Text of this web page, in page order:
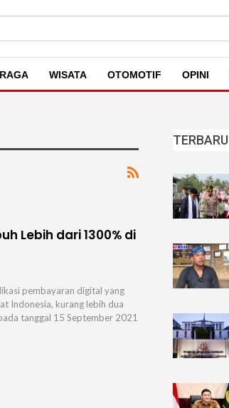
WISATA OTOMOTIF OPINI
Lebih dari 1300% di
pembayaran digital yang
Indonesia, kurang lebih dua
tanggal 15 September 2021
TERBARU